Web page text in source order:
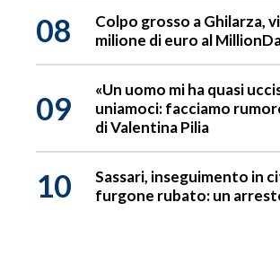
08
Colpo grosso a Ghilarza,
milione di euro al
09
«Un uomo mi ha quasi
uniamoci: facciamo
di Valentina Pilia
10
Sassari, inseguimento in
furgone rubato: un